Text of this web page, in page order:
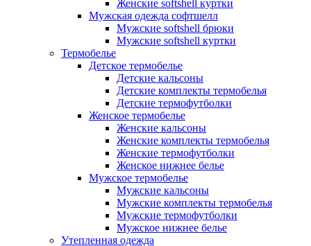
Женские softshell куртки
Мужская одежда софтшелл
Мужские softshell брюки
Мужские softshell куртки
Термобелье
Детское термобелье
Детские кальсоны
Детские комплекты термобелья
Детские термофутболки
Женское термобелье
Женские кальсоны
Женские комплекты термобелья
Женские термофутболки
Женское нижнее белье
Мужское термобелье
Мужские кальсоны
Мужские комплекты термобелья
Мужские термофутболки
Мужское нижнее белье
Утепленная одежда